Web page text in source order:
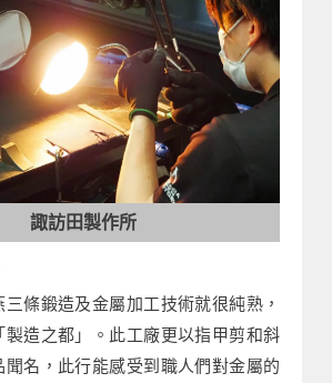
諏訪田製作所
條鍛造及金屬加工技術就很純熟，
製造之都」。此工廠更以指甲剪和斜
聞名，此行能感受到職人們對金屬的